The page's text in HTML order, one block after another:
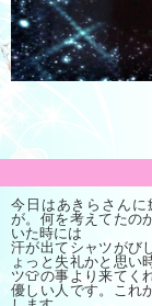
今日はあきらさん
が。何を考えてたの
いた時には
汗が出てシャツがび
ょっと失礼かと思い
ツ👕の事より来てく
優しい人です。これ